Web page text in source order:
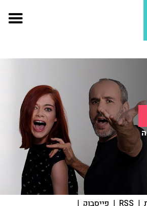
|
RSS
| פייסבוק |